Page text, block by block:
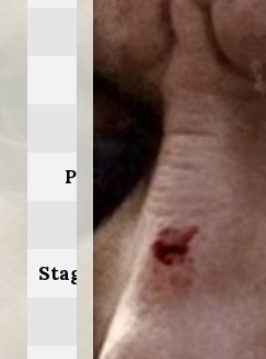
CSI: Miami
Anno:
2003
Personaggio:
Sig. Davis
Stagione.Episodio:
1.16